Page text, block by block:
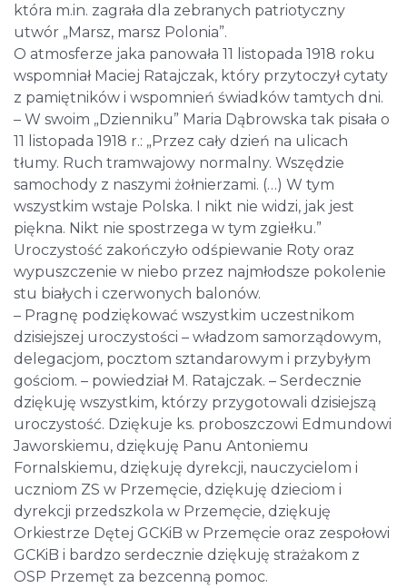
która m.in. zagrała dla zebranych patriotyczny
utwór „Marsz, marsz Polonia”.
O atmosferze jaka panowała 11 listopada 1918 roku
wspomniał Maciej Ratajczak, który przytoczył cytaty
z pamiętników i wspomnień świadków tamtych dni.
– W swoim „Dzienniku” Maria Dąbrowska tak pisała o
11 listopada 1918 r.: „Przez cały dzień na ulicach
tłumy. Ruch tramwajowy normalny. Wszędzie
samochody z naszymi żołnierzami. (…) W tym
wszystkim wstaje Polska. I nikt nie widzi, jak jest
piękna. Nikt nie spostrzega w tym zgiełku.”
Uroczystość zakończyło odśpiewanie Roty oraz
wypuszczenie w niebo przez najmłodsze pokolenie
stu białych i czerwonych balonów.
– Pragnę podziękować wszystkim uczestnikom
dzisiejszej uroczystości – władzom samorządowym,
delegacjom, pocztom sztandarowym i przybyłym
gościom. – powiedział M. Ratajczak. – Serdecznie
dziękuję wszystkim, którzy przygotowali dzisiejszą
uroczystość. Dziękuje ks. proboszczowi Edmundowi
Jaworskiemu, dziękuję Panu Antoniemu
Fornalskiemu, dziękuję dyrekcji, nauczycielom i
uczniom ZS w Przemęcie, dziękuję dzieciom i
dyrekcji przedszkola w Przemęcie, dziękuję
Orkiestrze Dętej GCKiB w Przemęcie oraz zespołowi
GCKiB i bardzo serdecznie dziękuję strażakom z
OSP Przemęt za bezcenną pomoc.